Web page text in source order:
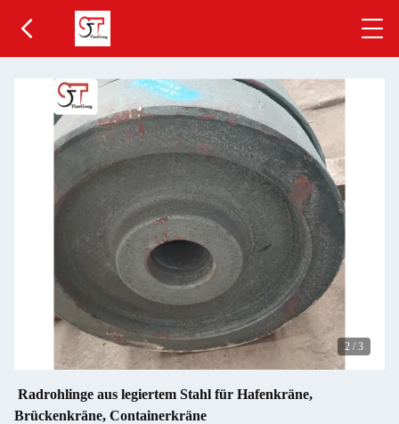
2 / 3
Radrohlinge aus legiertem Stahl für Hafenkräne,
Brückenkräne, Containerkräne